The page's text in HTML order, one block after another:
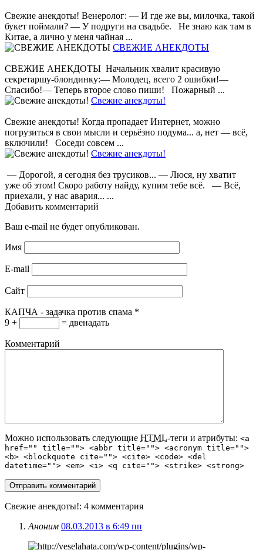
Свежие анекдоты! Венеролог: — И где же вы, милочка, такой
букет поймали? — У подруги на свадьбе. Не знаю как там в
Китае, а лично у меня чайная ...
СВЕЖИЕ АНЕКДОТЫ
СВЕЖИЕ АНЕКДОТЫ Начальник хвалит красивую
секретаршу-блондинку:— Молодец, всего 2 ошибки!—
Спасибо!— Теперь второе слово пиши! Пожарный ...
Свежие анекдоты!
Свежие анекдоты! Когда пропадает Интернет, можно
погрузиться в свои мысли и серьёзно подума... а, нет — всё,
включили! Соседи совсем ...
Свежие анекдоты!
— Дорогой, я сегодня без трусиков... — Люся, ну хватит
уже об этом! Скоро работу найду, купим тебе всё. — Всё,
приехали, у нас авария... ...
Добавить комментарий
Ваш e-mail не будет опубликован.
Имя
E-mail
Сайт
КАПЧА - задачка против спама *
9 +
= двенадать
Комментарий
Можно использовать следующие HTML-теги и атрибуты: <a
href="" title=""> <abbr title=""> <acronym title="">
<b> <blockquote cite=""> <cite> <code> <del
datetime=""> <em> <i> <q cite=""> <strike> <strong>
Свежие анекдоты!: 4 комментария
Аноним 08.03.2013 в 6:49 пп